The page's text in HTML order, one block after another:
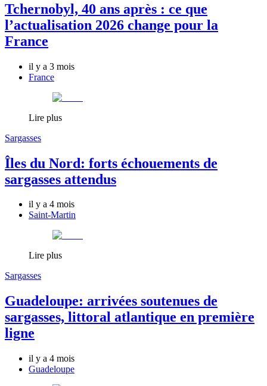
Tchernobyl, 40 ans après : ce que
l’actualisation 2026 change pour la
France
il y a 3 mois
France
Lire plus
Sargasses
Îles du Nord: forts échouements de
sargasses attendus
il y a 4 mois
Saint-Martin
Lire plus
Sargasses
Guadeloupe: arrivées soutenues de
sargasses, littoral atlantique en première
ligne
il y a 4 mois
Guadeloupe